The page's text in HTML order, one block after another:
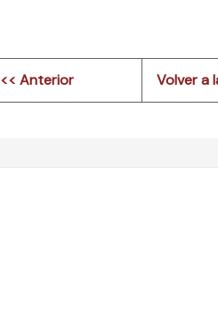
<< Anterior Volver a